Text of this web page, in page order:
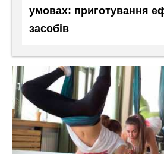
умовах: приготування
засобів